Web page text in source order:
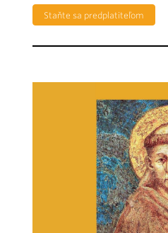
Staňte sa predplatiteľom